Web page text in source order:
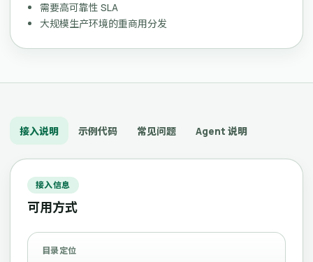
需要高可靠性 SLA
大规模生产环境的重商用分发
接入说明 示例代码 常见问题 Agent 说明
接入信息
可用方式
目录定位